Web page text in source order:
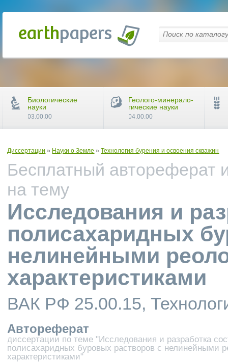
Диссертации » Науки о Земле »Технология бурения и освоения скважин
Бесплатный автореферат
на тему
Исследования и
полисахаридных
нелинейными
характеристиками
ВАК РФ 25.00.15,
Автореферат
диссертации по теме "Исследования и разработка
полисахаридных буровых растворов с нелинейными
характеристиками"
Биологические
науки
03.00.00
Геолого-минерало-
гические науки
04.00.00